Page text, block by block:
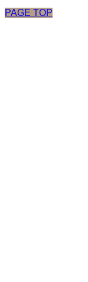
PAGE TOP